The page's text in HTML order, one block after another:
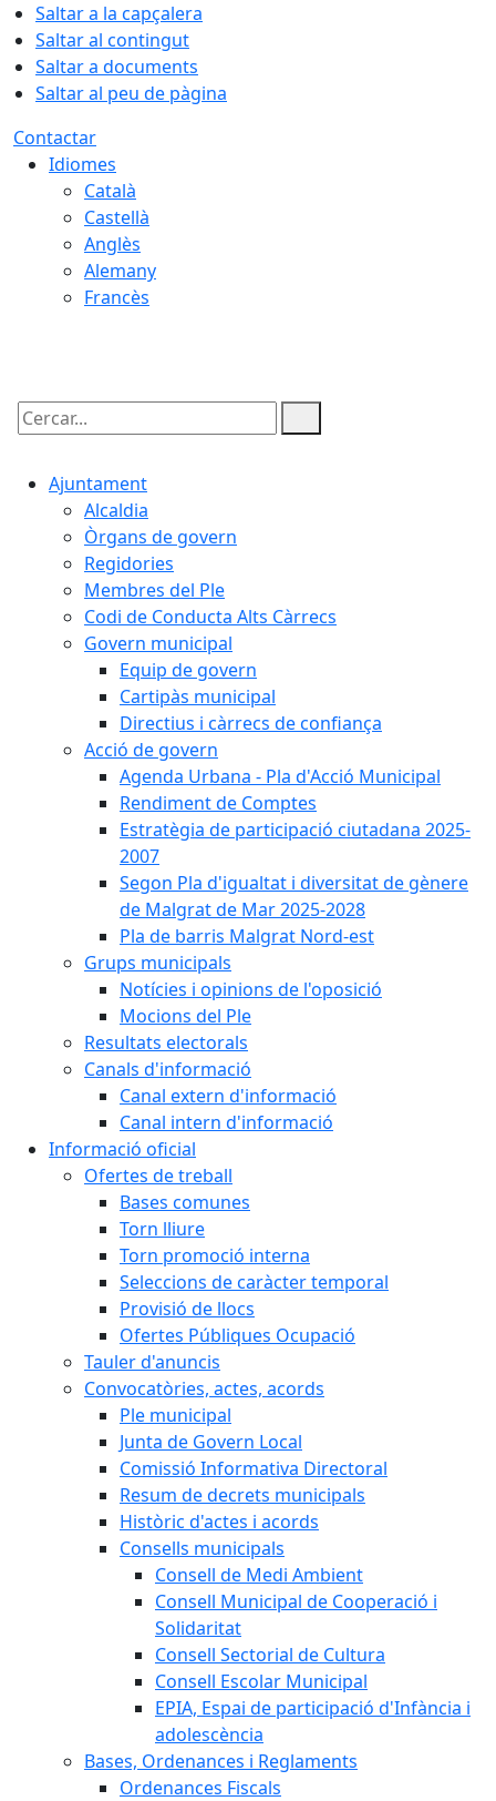
Saltar a la capçalera
Saltar al contingut
Saltar a documents
Saltar al peu de pàgina
Contactar
Idiomes
Català
Castellà
Anglès
Alemany
Francès
Cercar:
Ajuntament
Alcaldia
Òrgans de govern
Regidories
Membres del Ple
Codi de Conducta Alts Càrrecs
Govern municipal
Equip de govern
Cartipàs municipal
Directius i càrrecs de confiança
Acció de govern
Agenda Urbana - Pla d'Acció Municipal
Rendiment de Comptes
Estratègia de participació ciutadana 2025-
2007
Segon Pla d'igualtat i diversitat de gènere
de Malgrat de Mar 2025-2028
Pla de barris Malgrat Nord-est
Grups municipals
Notícies i opinions de l'oposició
Mocions del Ple
Resultats electorals
Canals d'informació
Canal extern d'informació
Canal intern d'informació
Informació oficial
Ofertes de treball
Bases comunes
Torn lliure
Torn promoció interna
Seleccions de caràcter temporal
Provisió de llocs
Ofertes Públiques Ocupació
Tauler d'anuncis
Convocatòries, actes, acords
Ple municipal
Junta de Govern Local
Comissió Informativa Directoral
Resum de decrets municipals
Històric d'actes i acords
Consells municipals
Consell de Medi Ambient
Consell Municipal de Cooperació i
Solidaritat
Consell Sectorial de Cultura
Consell Escolar Municipal
EPIA, Espai de participació d'Infància i
adolescència
Bases, Ordenances i Reglaments
Ordenances Fiscals